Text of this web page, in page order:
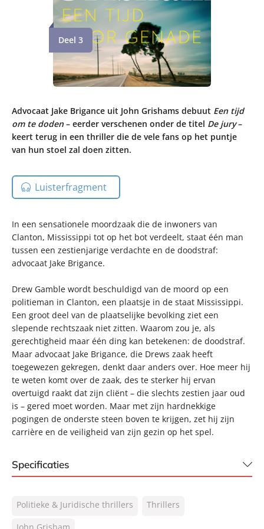
Deel 3
Advocaat Jake Brigance uit John Grishams debuut Een tijd
om te doden – eerder verschenen onder de titel De jury–
keert terug in een thriller die de vele fans op het puntje
van hun stoel zal doen zitten.
Luisterfragment
In een sensationele moordzaak die de inwoners van
Clanton, Mississippi tot op het bot verdeelt, staat één man
tussen een zestienjarige verdachte en de doodstraf:
advocaat Jake Brigance.
Drew Gamble wordt beschuldigd van de moord op een
politieman in Clanton, een plaatsje in de staat Mississippi.
Een groot deel van de plaatselijke bevolking ziet een
slepende rechtszaak niet zitten. Waarom zou je, als
gerechtigheid maar één ding kan betekenen: de doodstraf.
Maar advocaat Jake Brigance, die Drews zaak heeft
toegewezen gekregen, denkt daar anders over. Hoe meer hij
te weten komt over de zaak, des te sterker hij ervan
overtuigd raakt dat zijn cliënt – die slechts zestien jaar oud
is – gered moet worden. Maar met zijn hardnekkige
pogingen de onderste steen boven te krijgen, zet hij zijn
carrière en de veiligheid van zijn gezin op het spel.
Specificaties
NUR:
332
Politieke & Juridische thrillers
Thrillers